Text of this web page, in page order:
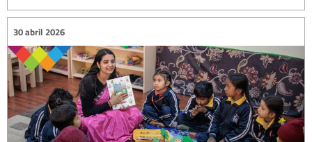
30 abril 2026